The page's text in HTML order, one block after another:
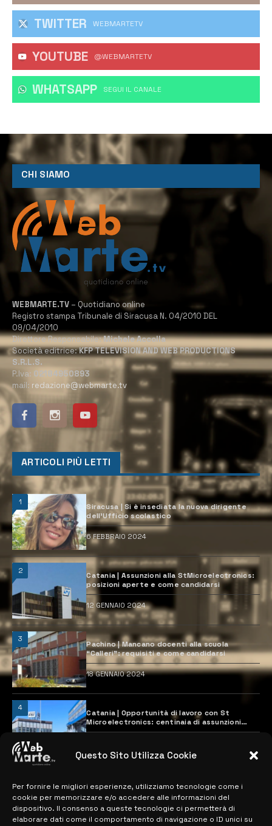
Questo Sito Utilizza Cookie
Per fornire le migliori esperienze, utilizziamo tecnologie come i
cookie per memorizzare e/o accedere alle informazioni del
dispositivo. Il consenso a queste tecnologie ci permetterà di
elaborare dati come il comportamento di navigazione o ID unici su
TWITTER WEBMARTETV
YOUTUBE @WEBMARTETV
WHATSAPP ‎SEGUI IL CANALE
CHI SIAMO
WEBMARTE.TV – Quotidiano online
Registro stampa Tribunale di Siracusa N. 04/2010 DEL
09/04/2010
Direttore Responsabile:Michele Accolla
Società editrice:KFP TELEVISION AND WEB PRODUCTIONS
S.R.L.S.
P.Iva: 02184950893
mail: redazione@webmarte.tv
ARTICOLI PIÙ LETTI
1
Siracusa | Si è insediata la nuova dirigente
dell’Ufficio scolastico
6 FEBBRAIO 2024
2
Catania | Assunzioni alla StMicroelectronics:
posizioni aperte e come candidarsi
12 GENNAIO 2024
3
Pachino | Mancano docenti alla scuola
“Calleri”: requisiti e come candidarsi
18 GENNAIO 2024
4
Catania | Opportunità di lavoro con St
Microelectronics: centinaia di assunzioni
previste
MAPPA DEL SITO
> NOTIZIE